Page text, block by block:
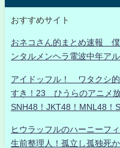
おすすめサイト
おネコさん的まとめ速報
ンタルメンヘラ電波中年ア
アイドッフル！ ワタクシ
すき！23 ひうらのアニメ
SNH48！JKT48！MNL48！
ヒウラッフルのハーニーフ
生前整理人！孤立し孤独死